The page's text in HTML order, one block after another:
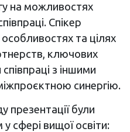
на можливостях
Спікер
та цілях
ключових
з іншими
синергію.
презентації були
сфері вищої освіти: